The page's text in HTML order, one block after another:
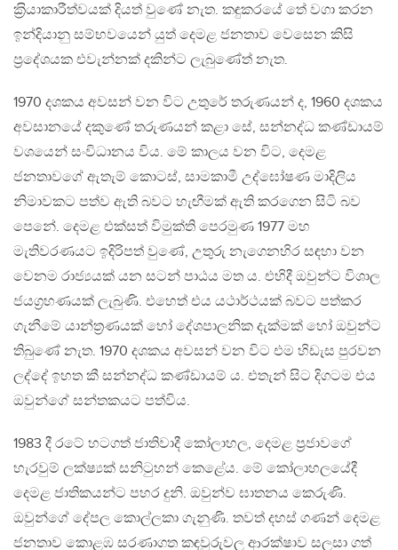
ක‍්‍රියාකාරීත්වයක් දියත් වුණේ නැත. කඳුකරයේ තේ වගා කරන
ඉන්දියානු සම්භවයෙන් යුත් දෙමළ ජනතාව වෙසෙන කිසි
ප‍්‍රදේශයක එවැන්නක් දකින්ට ලැබුණේත් නැත.
1970 දශකය අවසන් වන විට උතුරේ තරුණයන් ද, 1960 දශකය
අවසානයේ දකුණේ තරුණයන් කළා සේ, සන්නද්ධ කණ්ඩායම්
වශයෙන් සංවිධානය විය. මේ කාලය වන විට, දෙමළ
ජනතාවගේ ඇතැම් කොටස්, සාමකාමී උද්ඝෝෂණ මාදිලිය
නිමාවකට පත්ව ඇති බවට හැඟීමක් ඇති කරගෙන සිටි බව
පෙනේ. දෙමළ එක්සත් විමුක්ති පෙරමුණ 1977 මහ
මැතිවරණයට ඉදිරිපත් වුණේ, උතුරු නැගෙනහිර සඳහා වන
වෙනම රාජ්‍යයක් යන සටන් පාඨය මත ය. එහිදී ඔවුන්ට විශාල
ජයග‍්‍රහණයක් ලැබුණි. එහෙත් එය යථාර්ථයක් බවට පත්කර
ගැනීමේ යාන්ත‍්‍රණයක් හෝ දේශපාලනික දැක්මක් හෝ ඔවුන්ට
තිබුණේ නැත. 1970 දශකය අවසන් වන විට එම හිඩැස පුරවන
ලද්දේ ඉහත කී සන්නද්ධ කණ්ඩායම් ය. එතැන් සිට දිගටම එය
ඔවුන්ගේ සන්තකයට පත්විය.
1983 දී රටේ හටගත් ජාතිවාදී කෝලාහල, දෙමළ ප‍්‍රජාවගේ
හැරවුම් ලක්ෂ්‍යක් සනිටුහන් කෙළේය. මේ කෝලාහලයේදී
දෙමළ ජාතිකයන්ට පහර දුනි. ඔවුන්ව ඝාතනය කෙරුණි.
ඔවුන්ගේ දේපල කොල්ලකා ගැනුණි. තවත් දහස් ගණන් දෙමළ
ජනතාව කොළඹ සරණාගත කඳවුරුවල ආරක්ෂාව සලසා ගත්